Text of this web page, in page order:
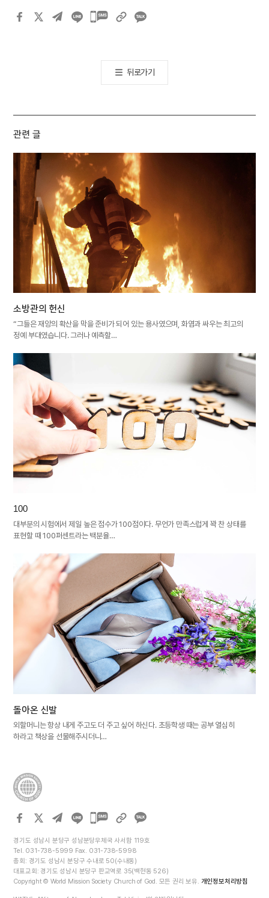
카카오톡
뒤로가기
관련 글
소방관의 헌신
“그들은 재앙의 확산을 막을 준비가 되어 있는 용사였으며, 화염과 싸우는 최고의
정예 부대였습니다. 그러나 예측할…
100
대부분의 시험에서 제일 높은 점수가 100점이다. 무언가 만족스럽게 꽉 찬 상태를
표현할 때 100퍼센트라는 백분율…
돌아온 신발
외할머니는 항상 내게 주고도 더 주고 싶어 하신다. 초등학생 때는 공부 열심히
하라고 책상을 선물해주시더니…
카카오톡
경기도 성남시 분당구 성남분당우체국 사서함 119호
Tel. 031-738-5999 Fax. 031-738-5998
총회: 경기도 성남시 분당구 수내로 50(수내동)
대표교회: 경기도 성남시 분당구 판교역로 35(백현동 526)
Copyright © World Mission Society Church of God. 모든 권리 보유. 개인정보처리방침